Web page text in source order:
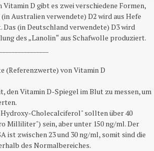
D gibt es zwei verschiedene Formen,
(in Australien verwendete) D2 wird aus Hefe
(in Deutschland verwendete) D3 wird
des „Lanolin“ aus Schafwolle produziert.
(Referenzwerte) von Vitamin D
den Vitamin D-Spiegel im Blut zu messen, um
Cholecalciferol" sollten über 40
Milliliter") sein, aber unter 150 ng/ml. Der
ist zwischen 23 und 30 ng/ml, somit sind die
des Normalbereiches.